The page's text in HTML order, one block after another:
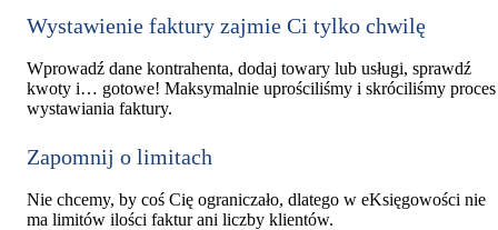
Wystawienie faktury zajmie Ci tylko chwilę
Wprowadź dane kontrahenta, dodaj towary lub usługi, sprawdź
kwoty i… gotowe! Maksymalnie uprościliśmy i skróciliśmy proces
wystawiania faktury.
Zapomnij o limitach
Nie chcemy, by coś Cię ograniczało, dlatego w eKsięgowości nie
ma limitów ilości faktur ani liczby klientów.